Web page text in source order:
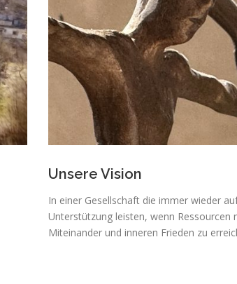
Unsere Vision
In einer Gesellschaft die immer wieder
Unterstützung leisten, wenn Ressourcen
Miteinander und inneren Frieden zu